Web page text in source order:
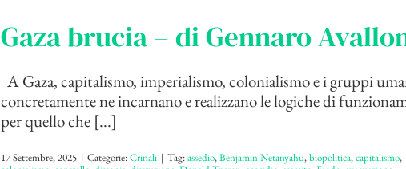
Gaza brucia – di Gennaro
A Gaza, capitalismo, imperialismo, colonialismo e i gruppi
concretamente ne incarnano e realizzano le logiche di
per quello che [...]
17 Settembre, 2025 | Categorie:Crinali | Tag:assedio,Benjamin Netanyahu,biopolitica,capitalismo,